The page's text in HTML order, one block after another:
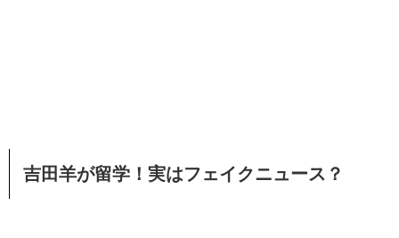
吉田羊が留学！実はフェイクニュース？